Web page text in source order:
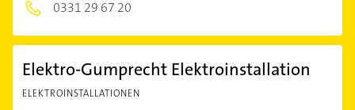
0331 29 67 20
Elektro-Gumprecht Elektroinstallation
ELEKTROINSTALLATIONEN